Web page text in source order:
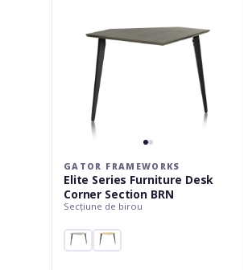
GATOR FRAMEWORKS
Elite Series Furniture Desk
Corner Section BRN
Secțiune de birou